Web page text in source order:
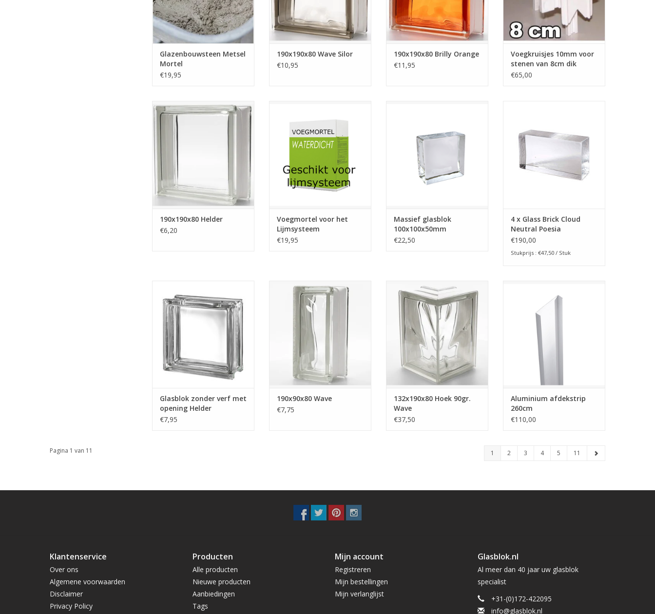
TOEVOEGEN AAN WINKELWAGEN
Glazenbouwsteen Metsel
Mortel
€19,95
190x190x80 Wave Silor
€10,95
TOEVOEGEN AAN WINKELWAGEN
190x190x80 Brilly Orange
€11,95
houden is het eenvoudiger om
de wanden recht te kri...
TOEVOEGEN AAN WINKELWAGEN
Voegkruisjes 10mm voor
stenen van 8cm dik
€65,00
Deze glazen bouwsteen is
volledig transparant. Dit is de
heldere uitvoering. De afmeting
van deze steen is 190x190x80.
Deze stenen hebben wij op
TOEVOEGEN AAN WINKELWAGEN
190x190x80 Helder
€6,20
voegmortel die voor glasblokken
gebruikt wordt. Deze voegmortel
is vergelijkbaar met een
standaard tegelvoeg zoals in de
badkamer gebruikt wordt.
TOEVOEGEN AAN WINKELWAGEN
Voegmortel voor het
Lijmsysteem
€19,95
er indrukwekkend uit. Door het
baksteen formaat zijn ze op
diverse manieren te verwerken.
Liggend & staand. De blokken
laten zich gemakkelijk verlijmen.
Massief glasblok
100x100x50mm
€22,50
De glasblokken zijn geschikt om
te verlijmen of plakken in binnen
TOEVOEGEN AAN WINKELWAGEN
4 x Glass Brick Cloud
Neutral Poesia
€190,00
Stukprijs : €47,50 / Stuk
zonder verf met een opening om
bijvoorbeeld lampjes in te doen.
Deze glazen bouwstenen hebben
een afmeting van 190x190x80mm
en zijn helder. Er kunnen ook
andere formaten gemaakt
worden. Aanvragen svp even
doormailen naar ons.
TOEVOEGEN AAN WINKELWAGEN
Glasblok zonder verf met
opening Helder
€7,95
Glazen bouwsteen in wave
uitvoering. Afmeting
190x90x80mm. Deze steen kan
horizontaal of verticaal verwerkt
worden in de wanden. Geschikt
voor binnen en buitengebruik.
TOEVOEGEN AAN WINKELWAGEN
190x90x80 Wave
€7,75
Hoek glasblok, in het type Wave.
Dit is de standaard basic versie.
De afmeting is aan de buitenkant
gemeten: 132 x 132 x 190mm
hoog. En natuurlijk 8cm dik. Dit is
een makkelijke optie om een
hoek van 90graden te realiseren.
TOEVOEGEN AAN WINKELWAGEN
132x190x80 Hoek 90gr.
Wave
€37,50
rechte zijde. Deze strip is
geschikt om een glazen
bouwsteen wand af te dekken op
de kopse kant.
TOEVOEGEN AAN WINKELWAGEN
Aluminium afdekstrip
260cm
€110,00
Pagina 1 van 11 1 2 3 4 5 11
Klantenservice
Over ons
Algemene voorwaarden
Disclaimer
Privacy Policy
Producten
Alle producten
Nieuwe producten
Aanbiedingen
Tags
Mijn account
Registreren
Mijn bestellingen
Mijn verlanglijst
Glasblok.nl
Al meer dan 40 jaar uw glasblok
specialist
+31-(0)172-422095
info@glasblok.nl